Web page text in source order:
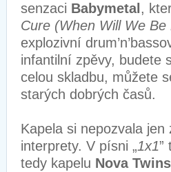
senzaci Babymetal ,
Cure (When Will We Be
explozivní
infantilní zpěvy, budete
celou skladbu, můžete
starých dobrých časů.
Kapela si nepozvala
interprety. V písni „1x1”
tedy kapelu Nova Twins